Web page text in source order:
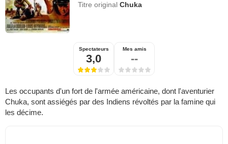
Titre originalChuka
Spectateurs
3,0
Mes amis
--
Les occupants d'un fort de l'armée américaine, dont l'aventurier
Chuka, sont assiégés par des Indiens révoltés par la famine qui
les décime.